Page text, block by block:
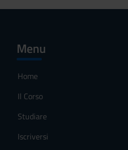
Menu
Home
Il Corso
Studiare
Iscriversi